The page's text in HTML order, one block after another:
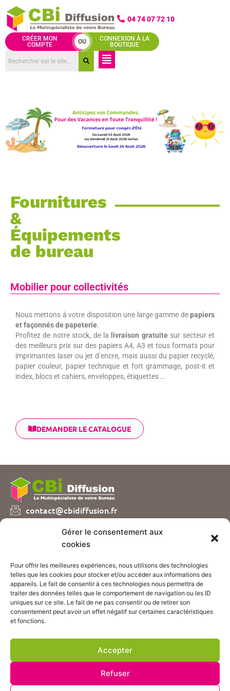
Gérer le consentement aux
cookies
Pour offrir les meilleures expériences, nous utilisons des technologies
telles que les cookies pour stocker et/ou accéder aux informations des
appareils. Le fait de consentir à ces technologies nous permettra de
traiter des données telles que le comportement de navigation ou les ID
uniques sur ce site. Le fait de ne pas consentir ou de retirer son
consentement peut avoir un effet négatif sur certaines caractéristiques
et fonctions.
Accepter
Refuser
Aller
au
contenu
04 74 07 72 10
CRÉER MON
COMPTE
OU
CONNEXION À LA
BOUTIQUE
Menu
Fournitures
&
Équipements
de bureau
Mobilier pour collectivités
Nous mettons à votre disposition une large gamme depapiers
et façonnés de papeterie.
Profitez de notre stock, de la
livraison gratuitesur secteur et
des meilleurs prix sur des papiers A4, A3 et tous formats pour
imprimantes laser ou jet d’encre, mais aussi du papier recyclé,
papier couleur, papier technique et fort grammage, post-it et
index, blocs et cahiers, enveloppes, étiquettes …
DEMANDER LE CATALOGUE
contact@cbidiffusion.fr
Parc d’entreprises Visionis
01090 GUEREINS
Nous vous proposons plusieurs catalogues de
fournitures et mobilier de bureau, sur simple demande
!
ACCÈS BOUTIQUE
Suivez nos actualités :